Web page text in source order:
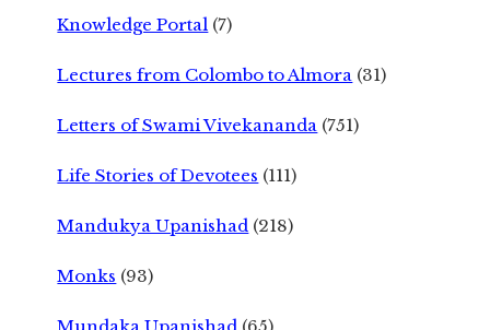
Knowledge Portal (7)
Lectures from Colombo to Almora (31)
Letters of Swami Vivekananda (751)
Life Stories of Devotees (111)
Mandukya Upanishad (218)
Monks (93)
Mundaka Upanishad (65)